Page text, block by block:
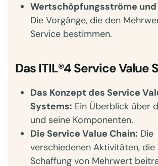
Wertschöpfungsströme und
Die Vorgänge, die den
Service bestimmen.
Das ITIL®4 Service Value
Das Konzept des Service
Systems: Ein Überblick über
und seine Komponenten.
Die Service Value Chain: Die
verschiedenen Aktivitäten, die
Schaffung von Mehrwert